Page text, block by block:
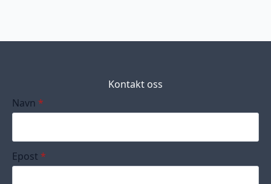
Kontakt oss
Navn *
Epost *